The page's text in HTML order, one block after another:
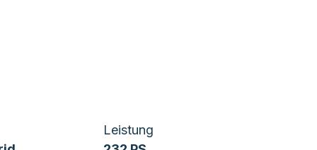
Leistung